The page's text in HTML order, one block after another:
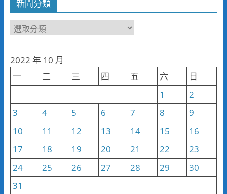
新聞分類
新
類
2022 年 10 月
一
二 三 四 五 六
日
1
2
3
4 5 6 7 8
9
10
11 12 13 14 15
16
17
18 19 20 21 22
23
24
25 26 27 28 29
30
31